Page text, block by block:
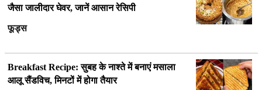
जैसा जालीदार घेवर, जानें आसान रेसिपी
फूड्स
Breakfast Recipe: सुबह के नाश्ते में बनाएं मसाला
आलू सैंडविच, मिनटों में होगा तैयार